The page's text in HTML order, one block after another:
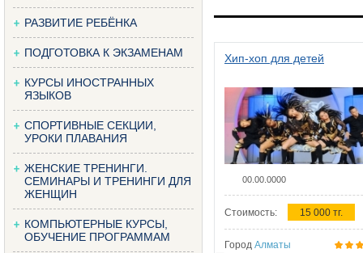
РАЗВИТИЕ РЕБЁНКА
ПОДГОТОВКА К ЭКЗАМЕНАМ
КУРСЫ ИНОСТРАННЫХ
ЯЗЫКОВ
СПОРТИВНЫЕ СЕКЦИИ,
УРОКИ ПЛАВАНИЯ
ЖЕНСКИЕ ТРЕНИНГИ.
СЕМИНАРЫ И ТРЕНИНГИ ДЛЯ
ЖЕНЩИН
КОМПЬЮТЕРНЫЕ КУРСЫ,
ОБУЧЕНИЕ ПРОГРАММАМ
Хип-хоп для детей
00.00.0000
Стоимость: 15 000 тг.
Город Алматы